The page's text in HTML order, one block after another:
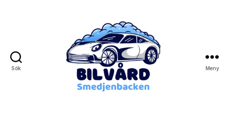
Sök Meny